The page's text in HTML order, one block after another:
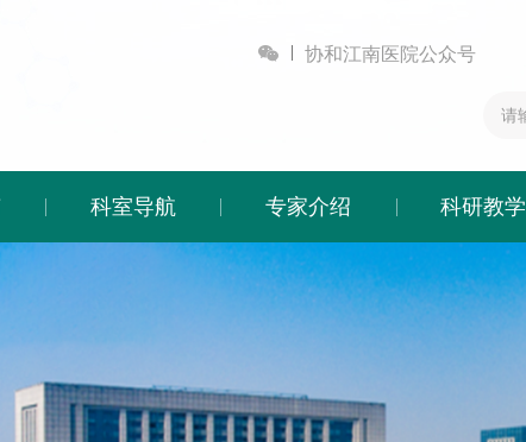
 协和江南医院公众号
科室导航 专家介绍 科研教学